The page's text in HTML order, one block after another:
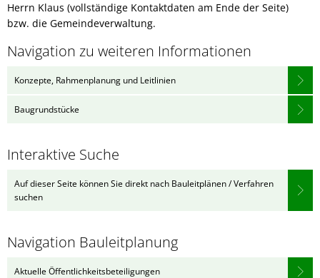
Herrn Klaus (vollständige Kontaktdaten am Ende der Seite)
bzw. die Gemeindeverwaltung.
Navigation zu weiteren Informationen
Konzepte, Rahmenplanung und Leitlinien
Baugrundstücke
Interaktive Suche
Auf dieser Seite können Sie direkt nach Bauleitplänen / Verfahren
suchen
Navigation Bauleitplanung
Aktuelle Öffentlichkeitsbeteiligungen